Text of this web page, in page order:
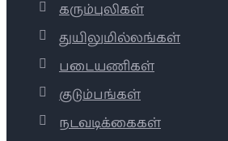
கரும்புலிகள்
துயிலுமில்லங்கள்
படையணிகள்
குடும்பங்கள்
நடவடிக்கைகள்